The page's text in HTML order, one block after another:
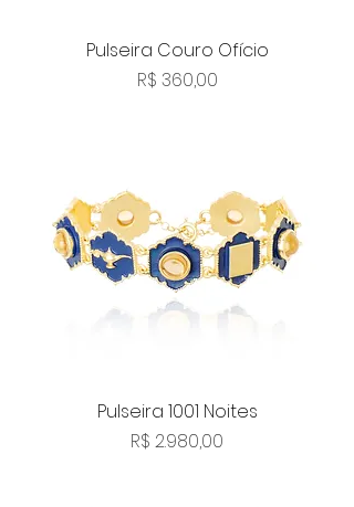
Pulseira Couro Ofício
Preço
R$ 360,00
Pulseira 1001 Noites
Preço
R$ 2.980,00